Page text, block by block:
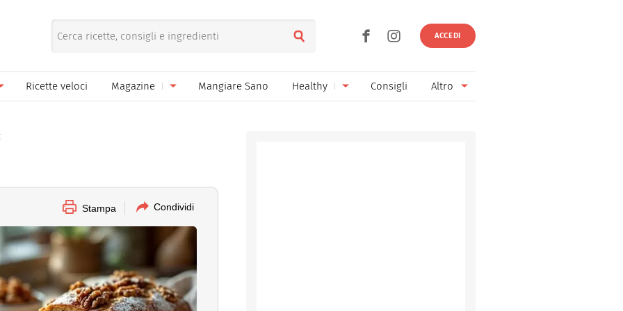
ACCEDI
Marmellate e confetture
Conserve
Ricette di base
Bevande
Papà
Ricette veloci Magazine Mangiare Sano Healthy Consigli Altro
Stampa Condividi